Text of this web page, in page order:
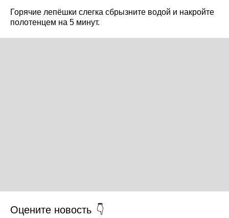
Горячие лепёшки слегка сбрызните водой и накройте
полотенцем на 5 минут.
Оцените новость